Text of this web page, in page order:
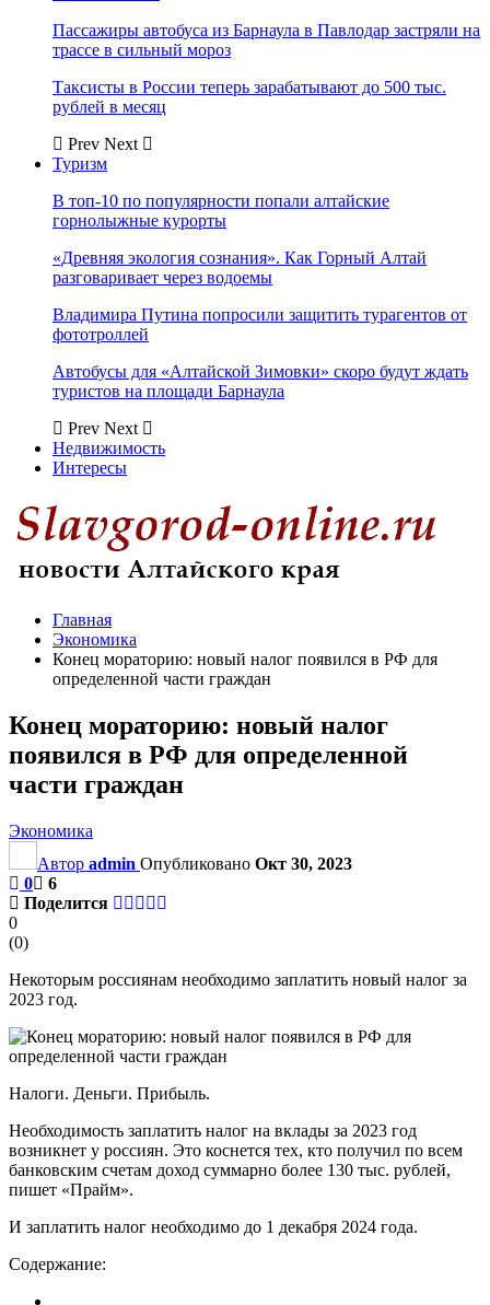
Пассажиры автобуса из Барнаула в Павлодар застряли на
трассе в сильный мороз
Таксисты в России теперь зарабатывают до 500 тыс.
рублей в месяц
Prev Next
Туризм
В топ-10 по популярности попали алтайские
горнолыжные курорты
«Древняя экология сознания». Как Горный Алтай
разговаривает через водоемы
Владимира Путина попросили защитить турагентов от
фототроллей
Автобусы для «Алтайской Зимовки» скоро будут ждать
туристов на площади Барнаула
Prev Next
Недвижимость
Интересы
Главная
Экономика
Конец мораторию: новый налог появился в РФ для
определенной части граждан
Конец мораторию: новый налог
появился в РФ для определенной
части граждан
Экономика
Автор admin Опубликовано Окт 30, 2023
0
6
Поделится
0
(0)
Некоторым россиянам необходимо заплатить новый налог за
2023 год.
Налоги. Деньги. Прибыль.
Необходимость заплатить налог на вклады за 2023 год
возникнет у россиян. Это коснется тех, кто получил по всем
банковским счетам доход суммарно более 130 тыс. рублей,
пишет «Прайм».
И заплатить налог необходимо до 1 декабря 2024 года.
Содержание: